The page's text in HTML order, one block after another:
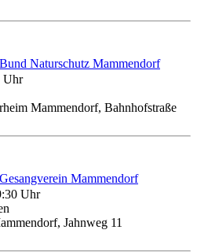
Naturschutz Mammendorf
Uhr
Mammendorf, Bahnhofstraße
Mammendorf
Uhr
Jahnweg 11